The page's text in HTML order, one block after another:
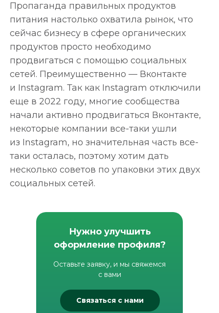
Пропаганда правильных продуктов
питания настолько охватила рынок, что
сейчас бизнесу в сфере органических
продуктов просто необходимо
продвигаться с помощью социальных
сетей. Преимущественно — Вконтакте
и Instagram. Так как Instagram отключили
еще в 2022 году, многие сообщества
начали активно продвигаться Вконтакте,
некоторые компании все-таки ушли
из Instagram, но значительная часть все-
таки осталась, поэтому хотим дать
несколько советов по упаковки этих двух
социальных сетей.
Оставьте заявку, и мы свяжемся
с вами
Нужно улучшить
оформление профиля?
Связаться с нами